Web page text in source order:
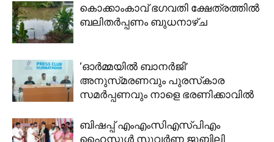
കൊക്കാംകാവ് ഭഗവതി ക്ഷേത്രത്തിൽ
ബലിതർപ്പണം ബുധനാഴ്ച
‘ഓർമ്മയിൽ ബാനർജി’
അനുസ്‌മരണവും പുരസ്‌കാര
സമർപ്പണവും നാളെ ഭരണിക്കാവിൽ
ബിഷപ്പ് എംഎംസിഎസ്പിഎം
ഹൈസ്കൂൾ സുവർണ ജൂബിലി